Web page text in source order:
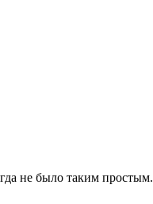
не было таким простым.